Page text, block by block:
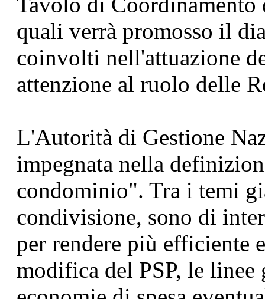
quali verrà promosso il
coinvolti nell'attuazione
attenzione al ruolo delle
L'Autorità di Gestione
impegnata nella
condominio". Tra i temi
condivisione, sono di
per rendere più efficiente
modifica del PSP, le